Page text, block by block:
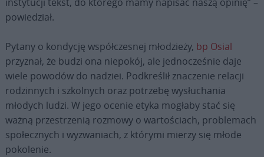
powiedział.
Pytany o kondycję współczesnej młodzieży, bp Osial
przyznał, że budzi ona niepokój, ale jednocześnie daje
wiele powodów do nadziei. Podkreślił znaczenie relacji
rodzinnych i szkolnych oraz potrzebę wysłuchania
młodych ludzi. W jego ocenie etyka mogłaby stać się
ważną przestrzenią rozmowy o wartościach, problemach
społecznych i wyzwaniach, z którymi mierzy się młode
pokolenie.